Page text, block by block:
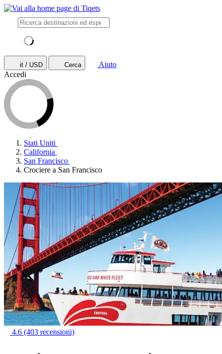
it / USD Cerca
Aiuto
Accedi
Stati Uniti
California
San Francisco
Crociere a San Francisco
4.6 (403 recensioni)